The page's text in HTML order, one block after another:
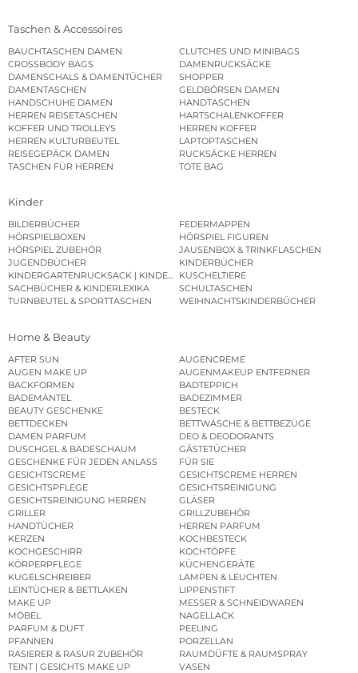
Taschen & Accessoires
BAUCHTASCHEN DAMEN
CLUTCHES UND MINIBAGS
CROSSBODY BAGS
DAMENRUCKSÄCKE
DAMENSCHALS & DAMENTÜCHER
SHOPPER
DAMENTASCHEN
GELDBÖRSEN DAMEN
HANDSCHUHE DAMEN
HANDTASCHEN
HERREN REISETASCHEN
HARTSCHALENKOFFER
KOFFER UND TROLLEYS
HERREN KOFFER
HERREN KULTURBEUTEL
LAPTOPTASCHEN
REISEGEPÄCK DAMEN
RUCKSÄCKE HERREN
TASCHEN FÜR HERREN
TOTE BAG
Kinder
BILDERBÜCHER
FEDERMAPPEN
HÖRSPIELBOXEN
HÖRSPIEL FIGUREN
HÖRSPIEL ZUBEHÖR
JAUSENBOX & TRINKFLASCHEN
JUGENDBÜCHER
KINDERBÜCHER
KINDERGARTENRUCKSACK | KINDERGARTENBEUTEL
KUSCHELTIERE
SACHBÜCHER & KINDERLEXIKA
SCHULTASCHEN
TURNBEUTEL & SPORTTASCHEN
WEIHNACHTSKINDERBÜCHER
Home & Beauty
AFTER SUN
AUGENCREME
AUGEN MAKE UP
AUGENMAKEUP ENTFERNER
BACKFORMEN
BADTEPPICH
BADEMÄNTEL
BADEZIMMER
BEAUTY GESCHENKE
BESTECK
BETTDECKEN
BETTWÄSCHE & BETTBEZÜGE
DAMEN PARFUM
DEO & DEODORANTS
DUSCHGEL & BADESCHAUM
GÄSTETÜCHER
GESCHENKE FÜR JEDEN ANLASS
FÜR SIE
GESICHTSCREME
GESICHTSCREME HERREN
GESICHTSPFLEGE
GESICHTSREINIGUNG
GESICHTSREINIGUNG HERREN
GLÄSER
GRILLER
GRILLZUBEHÖR
HANDTÜCHER
HERREN PARFUM
KERZEN
KOCHBESTECK
KOCHGESCHIRR
KOCHTÖPFE
KÖRPERPFLEGE
KÜCHENGERÄTE
KUGELSCHREIBER
LAMPEN & LEUCHTEN
LEINTÜCHER & BETTLAKEN
LIPPENSTIFT
MAKE UP
MESSER & SCHNEIDWAREN
MÖBEL
NAGELLACK
PARFUM & DUFT
PEELING
PFANNEN
PORZELLAN
RASIERER & RASUR ZUBEHÖR
RAUMDÜFTE & RAUMSPRAY
TEINT | GESICHTS MAKE UP
VASEN